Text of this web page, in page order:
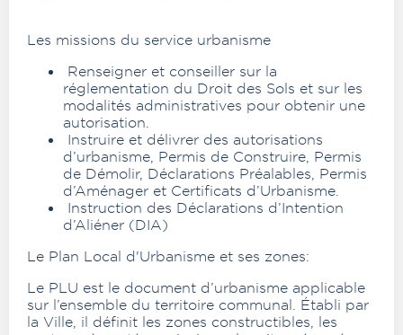
Les missions du service urbanisme
Renseigner et conseiller sur la
réglementation du Droit des Sols et sur les
modalités administratives pour obtenir une
autorisation.
Instruire et délivrer des autorisations
d’urbanisme, Permis de Construire, Permis
de Démolir, Déclarations Préalables, Permis
d’Aménager et Certificats d’Urbanisme.
Instruction des Déclarations d’Intention
d’Aliéner (DIA)
Le Plan Local d'Urbanisme et ses zones:
Le PLU est le document d’urbanisme applicable
sur l’ensemble du territoire communal. Établi par
la Ville, il définit les zones constructibles, les